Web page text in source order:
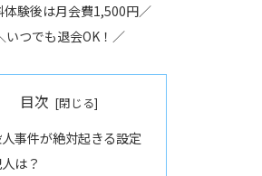
体験後は月会費1,500円／
いつでも退会OK！／
目次
事件が絶対起きる設定
は？